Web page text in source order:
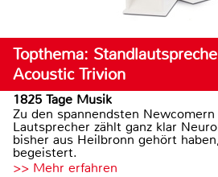
Topthema:
Acoustic Trivion
1825 Tage Musik
Zu den spannendsten
Lautsprecher zählt ganz klar
bisher aus Heilbronn gehört
begeistert.
>> Mehr erfahren